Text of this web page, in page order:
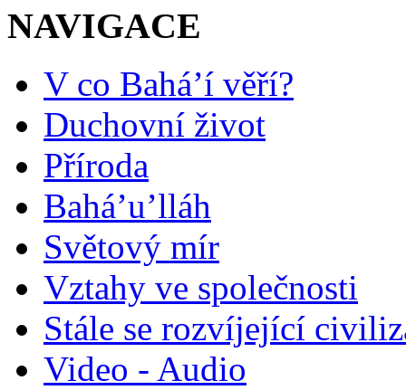
NAVIGACE
V co Bahá’í věří?
Duchovní život
Příroda
Bahá’u’lláh
Světový mír
Vztahy ve společnosti
Stále se rozvíjející
Video - Audio